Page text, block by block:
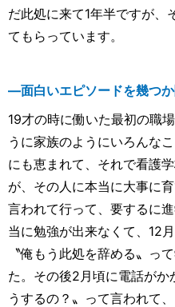
だ此処に来て1年半ですが、
てもらっています。
―面白いエピソードを幾つか
19才の時に働いた最初の職
うに家族のようにいろんな
にも恵まれて、それで看護
が、その人に本当に大事に
言われて行って、要するに
当に勉強が出来なくて、12
〝俺もう此処を辞める〟っ
た。その後2月頃に電話が
うするの？〟って言われて